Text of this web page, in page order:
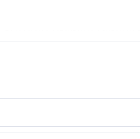
панорамное остекление с видом на
панорамным окном с видом на лес.